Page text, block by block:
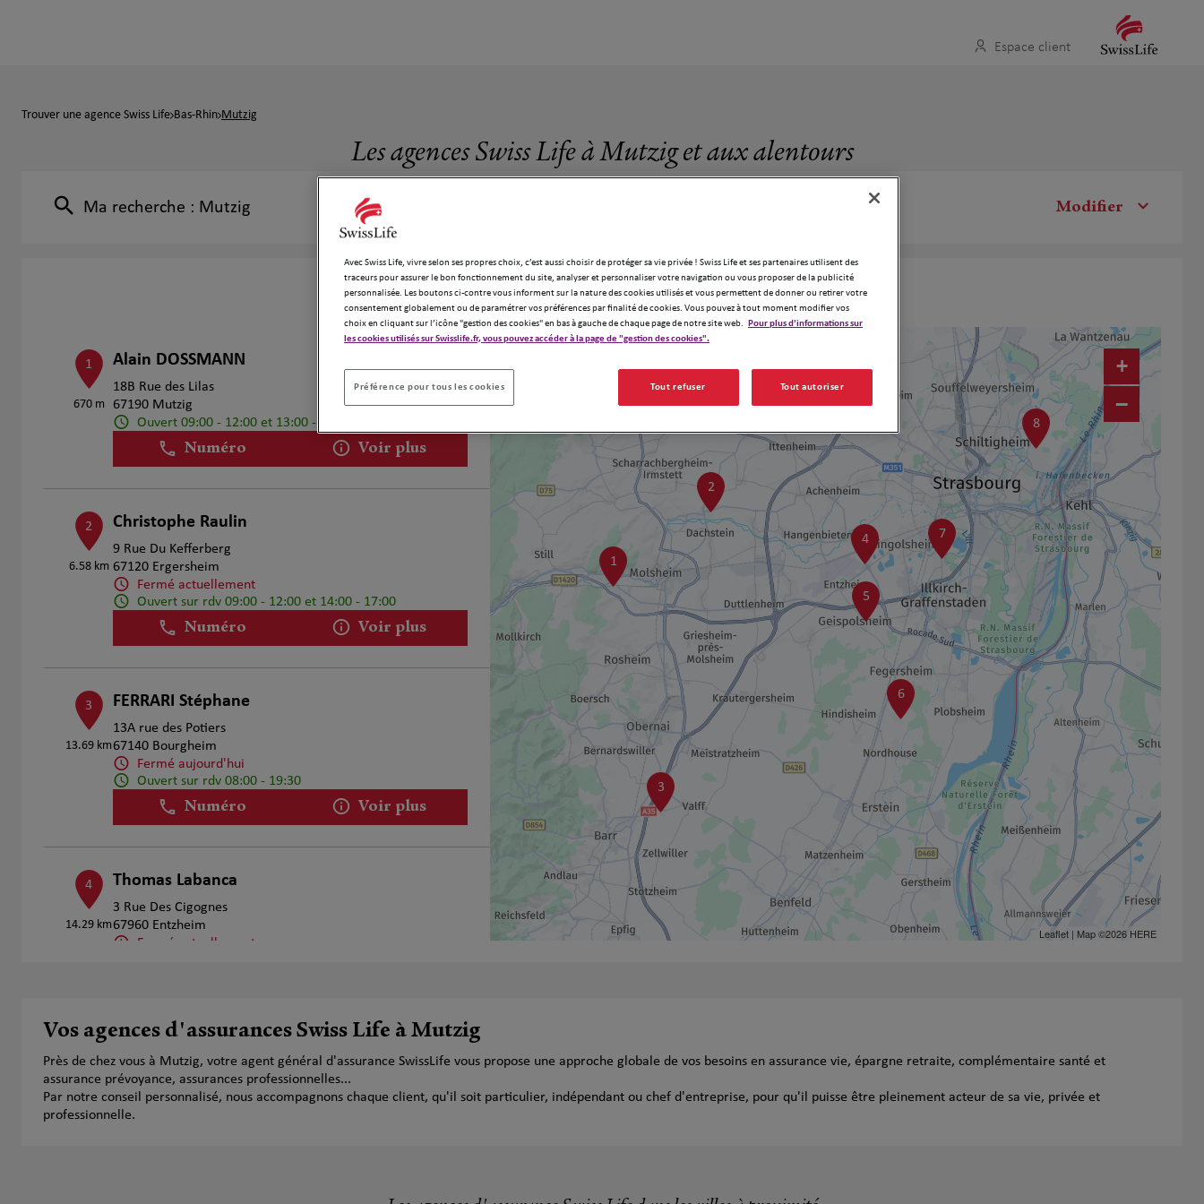
Espace client
Trouver une agence Swiss Life Bas-Rhin Mutzig
Les agences Swiss Life à Mutzig et aux alentours
Ma recherche : Mutzig Modifier
8 agences Swiss Life à Mutzig
1
670 m
Alain DOSSMANN
18B Rue des Lilas
67190 Mutzig
Ouvert 09:00 - 12:00 et 13:00 - 18:00
Numéro Voir plus
2
6.58 km
Christophe Raulin
9 Rue Du Kefferberg
67120 Ergersheim
Fermé actuellement
Ouvert sur rdv 09:00 - 12:00 et 14:00 - 17:00
Numéro Voir plus
3
13.69 km
FERRARI Stéphane
13A rue des Potiers
67140 Bourgheim
Fermé aujourd'hui
Ouvert sur rdv 08:00 - 19:30
Numéro Voir plus
4
14.29 km
Thomas Labanca
3 Rue Des Cigognes
67960 Entzheim
Fermé actuellement
14.58 km
2 rue des Saules
67118 GEISPOLSHEIM
Ouvert 09:00 - 12:00 et 13:00 - 18:00
8
6
3
7
5
4
2
1
+
−
Leaflet| Map ©2026 HERE
Vos agences d'assurances Swiss Life à Mutzig
Près de chez vous à Mutzig, votre agent général d'assurance SwissLife vous propose une approche globale de vos besoins en assurance vie, épargne retraite, complémentaire santé et
assurance prévoyance, assurances professionnelles...
Par notre conseil personnalisé, nous accompagnons chaque client, qu'il soit particulier, indépendant ou chef d'entreprise, pour qu'il puisse être pleinement acteur de sa vie, privée et
professionnelle.
Avec Swiss Life, vivre selon ses propres choix, c’est aussi choisir de protéger sa vie privée ! Swiss Life et ses partenaires utilisent des
traceurs pour assurer le bon fonctionnement du site, analyser et personnaliser votre navigation ou vous proposer de la publicité
personnalisée. Les boutons ci-contre vous informent sur la nature des cookies utilisés et vous permettent de donner ou retirer votre
consentement globalement ou de paramétrer vos préférences par finalité de cookies. Vous pouvez à tout moment modifier vos
choix en cliquant sur l’icône "gestion des cookies" en bas à gauche de chaque page de notre site web.
Pour plus d'informations sur
les cookies utilisés sur Swisslife.fr, vous pouvez accéder à la page de "gestion des cookies".
Préférence pour tous les cookies Tout refuser Tout autoriser